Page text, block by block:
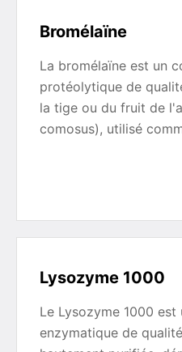
Bromélaïne
La bromélaïne est un
protéolytique de
la tige ou du fruit de
comosus), utilisé
Lysozyme 1000
Le Lysozyme 1000
enzymatique de